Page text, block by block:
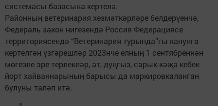
системасы базасына кертелә.
Районның ветеринария хезмәткәрләре белдерүенчә,
Федераль закон нигезендә Россия Федерациясе
территориясендә “Ветеринария турында”гы канунга
кертелгән үзгәрешләр 2023нче елның 1 сентябреннән
мөгезле эре терлекләр, ат, дуңгыз, сарык-кәҗә кебек
йорт хайваннарының барысы да маркировкаланган
булуны таләп итә.